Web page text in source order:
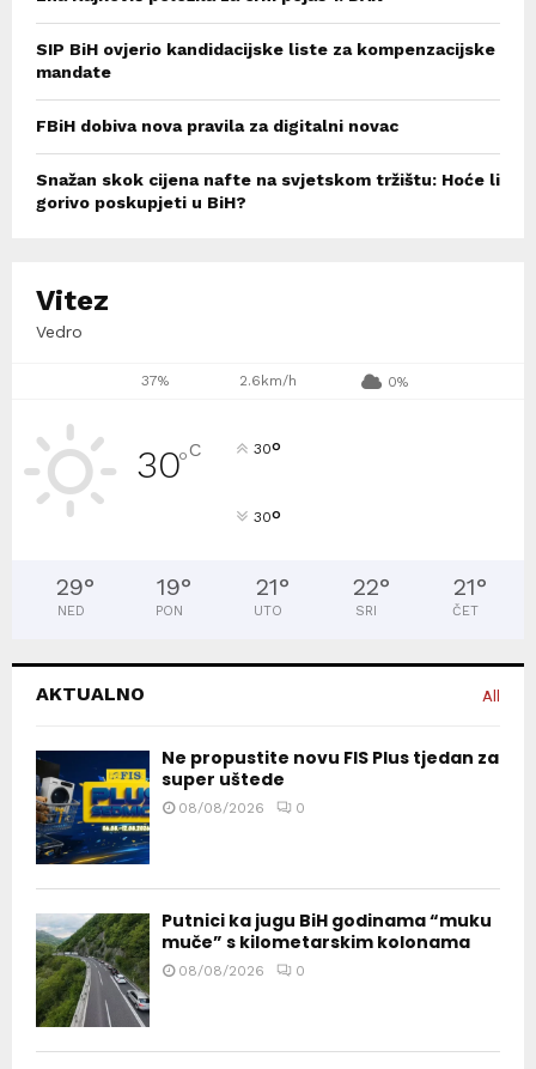
SIP BiH ovjerio kandidacijske liste za kompenzacijske
mandate
FBiH dobiva nova pravila za digitalni novac
Snažan skok cijena nafte na svjetskom tržištu: Hoće li
gorivo poskupjeti u BiH?
Vitez
Vedro
37% 2.6km/h 0%
30°C 30°
30°
29°
NED
19°
PON
21°
UTO
22°
SRI
21°
ČET
AKTUALNO All
Ne propustite novu FIS Plus tjedan za
super uštede
08/08/2026 0
Putnici ka jugu BiH godinama “muku
muče” s kilometarskim kolonama
08/08/2026 0